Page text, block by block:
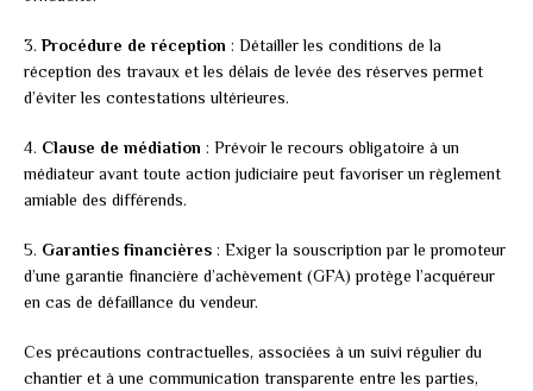
3.Procédure de réception : Détailler les conditions de la
réception des travaux et les délais de levée des réserves permet
d’éviter les contestations ultérieures.
4. Clause de médiation : Prévoir le recours obligatoire à un
médiateur avant toute action judiciaire peut favoriser un règlement
amiable des différends.
5. Garanties financières : Exiger la souscription par le promoteur
d’une garantie financière d’achèvement (GFA) protège l’acquéreur
en cas de défaillance du vendeur.
Ces précautions contractuelles, associées à un suivi régulier du
chantier et à une communication transparente entre les parties,